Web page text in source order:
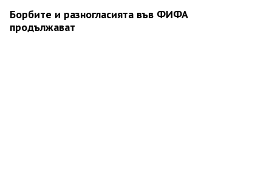
Борбите и разногласията във ФИФА
продължават